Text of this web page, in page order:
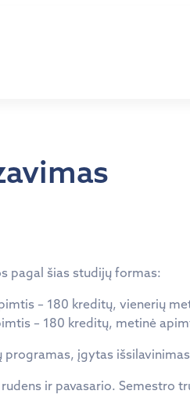
pagal šias studijų formas:
– 180 kreditų, vienerių
– 180 kreditų, metinė
įgytas
ir pavasario. Semestro